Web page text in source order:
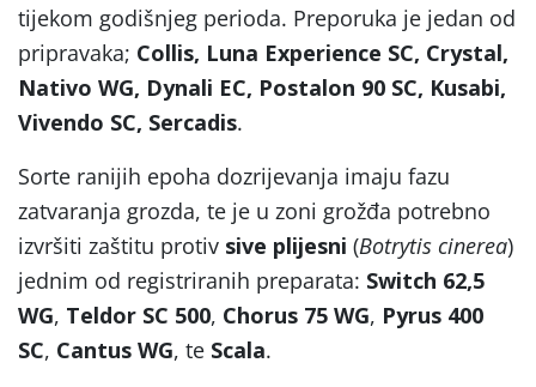
tijekom godišnjeg perioda. Preporuka je jedan od
pripravaka; Collis, Luna Experience SC, Crystal,
Nativo WG, Dynali EC, Postalon 90 SC, Kusabi,
Vivendo SC, Sercadis.
Sorte ranijih epoha dozrijevanja imaju fazu
zatvaranja grozda, te je u zoni grožđa potrebno
izvršiti zaštitu protiv sive plijesni (Botrytis cinerea)
jednim od registriranih preparata: Switch 62,5
WG, Teldor SC 500, Chorus 75 WG, Pyrus 400
SC, Cantus WG, te Scala.